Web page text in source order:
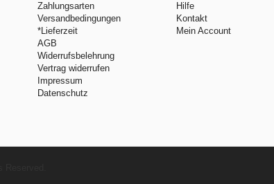
Zahlungsarten
Versandbedingungen
*Lieferzeit
AGB
Widerrufsbelehrung
Vertrag widerrufen
Impressum
Datenschutz
Hilfe
Kontakt
Mein Account